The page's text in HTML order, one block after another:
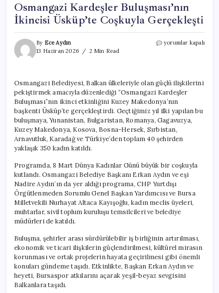
Osmangazi Kardeşler Buluşması’nın
İkincisi Üsküp’te Coşkuyla Gerçekleşti
By Ece Aydın
13 Haziran 2026
2 Min Read
Osmangazi
Coşkuyla
Gerçekleşti
için
yorumlar kapalı
Osmangazi Belediyesi, Balkan ülkeleriyle olan güçlü ilişkilerini
pekiştirmek amacıyla düzenlediği “Osmangazi Kardeşler
Buluşması”nın ikinci etkinliğini Kuzey Makedonya’nın
başkenti Üsküp’te gerçekleştirdi. Geçtiğimiz yıl ilki yapılan bu
buluşmaya, Yunanistan, Bulgaristan, Romanya, Gagavuzya,
Kuzey Makedonya, Kosova, Bosna-Hersek, Sırbistan,
Arnavutluk, Karadağ ve Türkiye’den toplam 40 şehirden
yaklaşık 350 kadın katıldı.
Programda, 8 Mart Dünya Kadınlar Günü büyük bir coşkuyla
kutlandı. Osmangazi Belediye Başkanı Erkan Aydın ve eşi
Nadire Aydın’ın da yer aldığı programa, CHP Yurtdışı
Örgütlenmeden Sorumlu Genel Başkan Yardımcısı ve Bursa
Milletvekili Nurhayat Altaca Kayışoğlu, kadın meclis üyeleri,
muhtarlar, sivil toplum kuruluşu temsilcileri ve belediye
müdürleri de katıldı.
Buluşma, şehirler arası sürdürülebilir iş birliğinin artırılması,
ekonomik ve ticari ilişkilerin güçlendirilmesi, kültürel mirasın
korunması ve ortak projelerin hayata geçirilmesi gibi önemli
konuları gündeme taşıdı. Etkinlikte, Başkan Erkan Aydın ve
heyeti, Bursaspor atkılarını açarak yeşil-beyaz sevgisini
Balkanlara taşıdı.